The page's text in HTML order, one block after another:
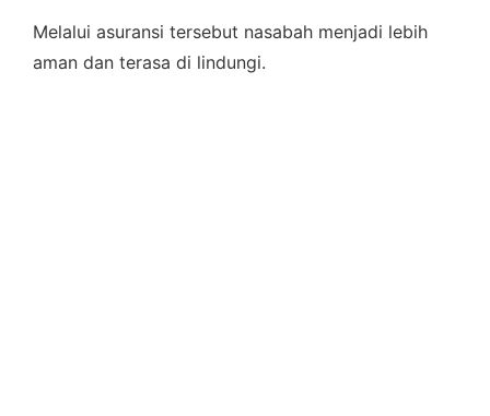
Melalui asuransi tersebut nasabah menjadi lebih
aman dan terasa di lindungi.